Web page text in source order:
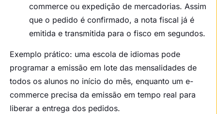
commerce ou expedição de mercadorias. Assim
que o pedido é confirmado, a nota fiscal já é
emitida e transmitida para o fisco em segundos.
Exemplo prático: uma escola de idiomas pode
programar a emissão em lote das mensalidades de
todos os alunos no início do mês, enquanto um e-
commerce precisa da emissão em tempo real para
liberar a entrega dos pedidos.